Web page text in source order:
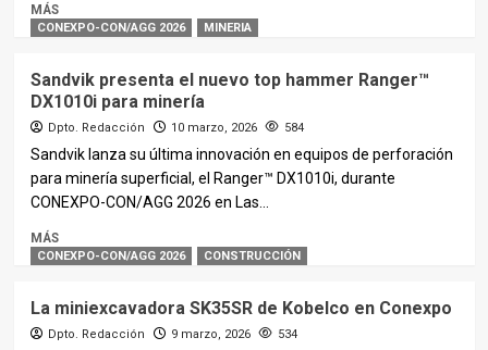
MÁS
CONEXPO-CON/AGG 2026 MINERIA
Sandvik presenta el nuevo top hammer Ranger™
DX1010i para minería
Dpto. Redacción 10 marzo, 2026 584
Sandvik lanza su última innovación en equipos de perforación
para minería superficial, el Ranger™ DX1010i, durante
CONEXPO-CON/AGG 2026 en Las...
MÁS
CONEXPO-CON/AGG 2026 CONSTRUCCIÓN
La miniexcavadora SK35SR de Kobelco en Conexpo
Dpto. Redacción 9 marzo, 2026 534